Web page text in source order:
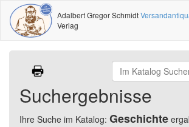
Adalbert Gregor Schmidt
Verlag
Suchergebnisse
Ihre Suche im Katalog: Geschichte